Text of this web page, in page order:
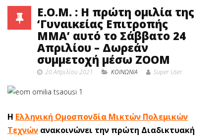
E.O.M. : Η πρώτη ομιλία της
‘Γυναικείας Επιτροπής
ΜΜΑ’ αυτό το Σάββατο 24
Απριλίου – Δωρεάν
συμμετοχή μέσω ΖΟΟΜ
20 Απριλίου 2021 ΚΟΙΝΩΝΙΑ Super User
Η Ελληνική Ομοσπονδία Μικτών Πολεμικών
Τεχνών ανακοινώνει την πρώτη Διαδικτυακή